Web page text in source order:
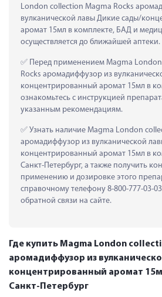
London collection Magma Rocks
вулканической лавы Дикие сады/
аромат 15мл в комплекте, БАД и
осуществляется до ближайшей аптеки.
Перед применением Magma
Rocks аромадиффузор из
концентрированный аромат 15мл в
ознакомьтесь с инструкцией
указанным рекомендациям.
Узнать наличие Magma London
аромадиффузор из вулканической
концентрированный аромат 15мл в
Санкт-Петербург, а также получить
применению и дозировке этого
справочному телефону 8-800-777-03-
обратной связи на сайте.
Где купить Magma London
аромадиффузор из
концентрированный аромат
Санкт-Петербург